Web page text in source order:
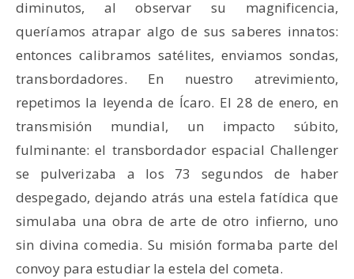
diminutos, al observar su magnificencia,
queríamos atrapar algo de sus saberes innatos:
entonces calibramos satélites, enviamos sondas,
transbordadores. En nuestro atrevimiento,
repetimos la leyenda de Ícaro. El 28 de enero, en
transmisión mundial, un impacto súbito,
fulminante: el transbordador espacial Challenger
se pulverizaba a los 73 segundos de haber
despegado, dejando atrás una estela fatídica que
simulaba una obra de arte de otro infierno, uno
sin divina comedia. Su misión formaba parte del
convoy para estudiar la estela del cometa.